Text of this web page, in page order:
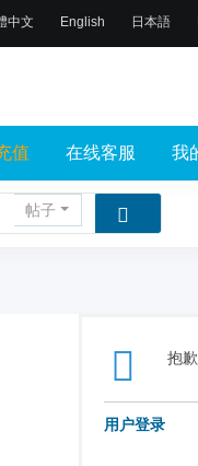
中文 English 日本語
值 在线客服 我
帖子
抱
用户登录